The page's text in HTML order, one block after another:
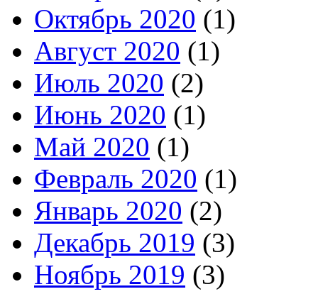
Октябрь 2020 (1)
Август 2020 (1)
Июль 2020 (2)
Июнь 2020 (1)
Май 2020 (1)
Февраль 2020 (1)
Январь 2020 (2)
Декабрь 2019 (3)
Ноябрь 2019 (3)